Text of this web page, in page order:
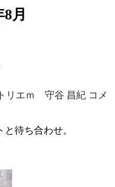
月
リエｍ 守谷 昌紀 コメ
待ち合わせ。